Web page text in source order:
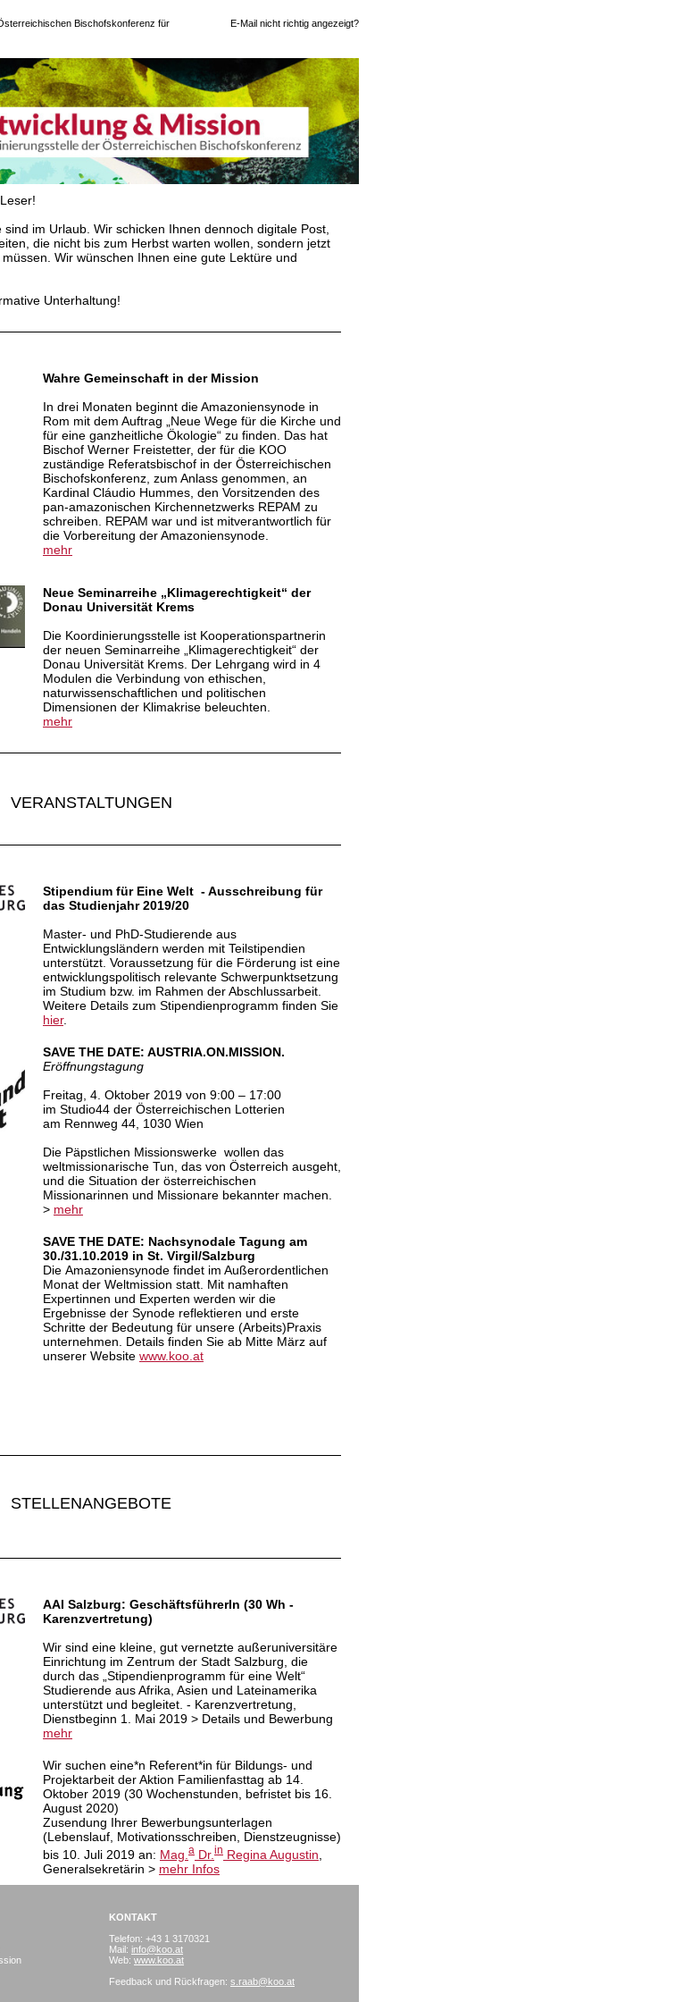
Bischofskonferenz für
E-Mail nicht richtig angezeigt?
im Urlaub. Wir schicken Ihnen dennoch digitale Post,
die nicht bis zum Herbst warten wollen, sondern jetzt
Wir wünschen Ihnen eine gute Lektüre und
Unterhaltung!
Wahre Gemeinschaft in der Mission
In drei Monaten beginnt die Amazoniensynode in
Rom mit dem Auftrag „Neue Wege für die Kirche und
für eine ganzheitliche Ökologie“ zu finden. Das hat
Bischof Werner Freistetter, der für die KOO
zuständige Referatsbischof in der Österreichischen
Bischofskonferenz, zum Anlass genommen, an
Kardinal Cláudio Hummes, den Vorsitzenden des
pan-amazonischen Kirchennetzwerks REPAM zu
schreiben. REPAM war und ist mitverantwortlich für
die Vorbereitung der Amazoniensynode.
mehr
Neue Seminarreihe „Klimagerechtigkeit“ der
Donau Universität Krems
Die Koordinierungsstelle ist Kooperationspartnerin
der neuen Seminarreihe „Klimagerechtigkeit“ der
Donau Universität Krems. Der Lehrgang wird in 4
Modulen die Verbindung von ethischen,
naturwissenschaftlichen und politischen
Dimensionen der Klimakrise beleuchten.
mehr
VERANSTALTUNGEN
Stipendium für Eine Welt - Ausschreibung für
das Studienjahr 2019/20
Master- und PhD-Studierende aus
Entwicklungsländern werden mit Teilstipendien
unterstützt. Voraussetzung für die Förderung ist eine
entwicklungspolitisch relevante Schwerpunktsetzung
im Studium bzw. im Rahmen der Abschlussarbeit.
Weitere Details zum Stipendienprogramm finden Sie
hier.
SAVE THE DATE: AUSTRIA.ON.MISSION.
Eröffnungstagung
Freitag, 4. Oktober 2019 von 9:00 – 17:00
im Studio44 der Österreichischen Lotterien
am Rennweg 44, 1030 Wien
Die Päpstlichen Missionswerke wollen das
weltmissionarische Tun, das von Österreich ausgeht,
und die Situation der österreichischen
Missionarinnen und Missionare bekannter machen.
> mehr
SAVE THE DATE: Nachsynodale Tagung am
30./31.10.2019 in St. Virgil/Salzburg
Die Amazoniensynode findet im Außerordentlichen
Monat der Weltmission statt. Mit namhaften
Expertinnen und Experten werden wir die
Ergebnisse der Synode reflektieren und erste
Schritte der Bedeutung für unsere (Arbeits)Praxis
unternehmen. Details finden Sie ab Mitte März auf
unserer Website www.koo.at
STELLENANGEBOTE
AAI Salzburg: GeschäftsführerIn (30 Wh -
Karenzvertretung)
Wir sind eine kleine, gut vernetzte außeruniversitäre
Einrichtung im Zentrum der Stadt Salzburg, die
durch das „Stipendienprogramm für eine Welt“
Studierende aus Afrika, Asien und Lateinamerika
unterstützt und begleitet. - Karenzvertretung,
Dienstbeginn 1. Mai 2019 > Details und Bewerbung
mehr
Wir suchen eine*n Referent*in für Bildungs- und
Projektarbeit der Aktion Familienfasttag ab 14.
Oktober 2019 (30 Wochenstunden, befristet bis 16.
August 2020)
Zusendung Ihrer Bewerbungsunterlagen
(Lebenslauf, Motivationsschreiben, Dienstzeugnisse)
bis 10. Juli 2019 an: Mag. a Dr. in Regina Augustin
Generalsekretärin > mehr Infos
KONTAKT
Telefon: +43 1 3170321
Mail: info@koo.at
Web: www.koo.at
Feedback und Rückfragen: s.raab@koo.at